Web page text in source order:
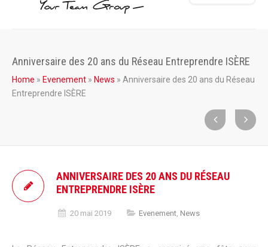
Anniversaire des 20 ans du Réseau Entreprendre ISÈRE
Home » Evenement » News » Anniversaire des 20 ans du Réseau
Entreprendre ISÈRE
ANNIVERSAIRE DES 20 ANS DU RÉSEAU
ENTREPRENDRE ISÈRE
20 mai 2019 Evenement, News